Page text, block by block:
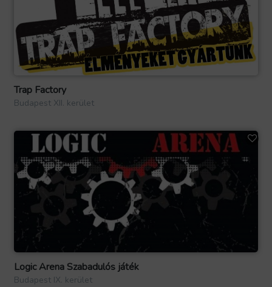
Trap Factory
Budapest XII. kerület
Logic Arena Szabadulós játék
Budapest IX. kerület